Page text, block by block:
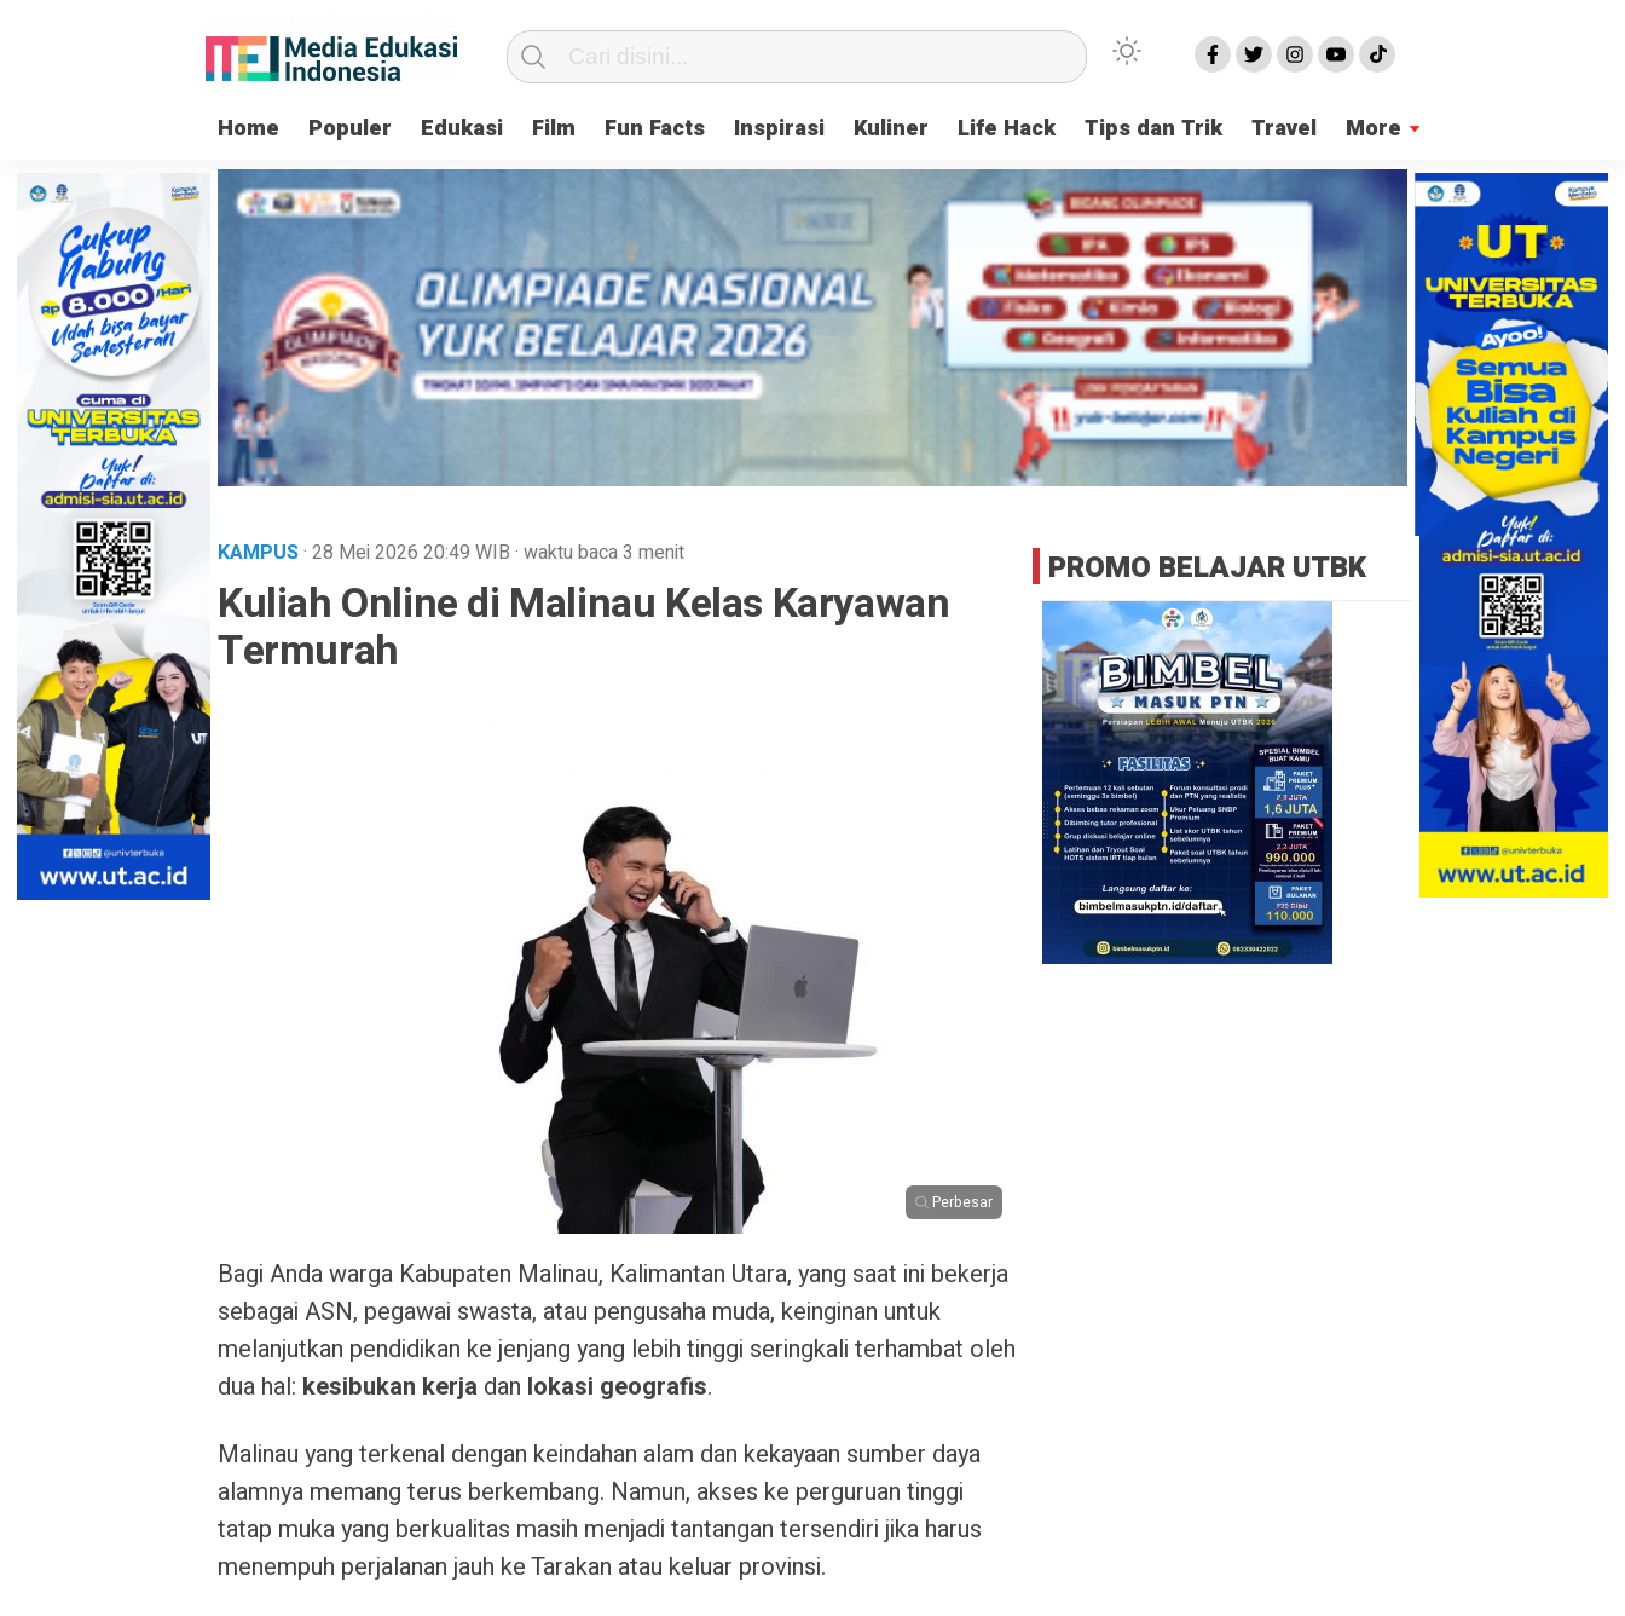
Home Populer Edukasi Film Fun Facts Inspirasi Kuliner Life Hack Tips dan Trik Travel More
KAMPUS· 28 Mei 2026 20:49 WIB · waktu baca 3 menit
Kuliah Online di Malinau Kelas Karyawan
Termurah
Perbesar
Bagi Anda warga Kabupaten Malinau, Kalimantan Utara, yang saat ini bekerja
sebagai ASN, pegawai swasta, atau pengusaha muda, keinginan untuk
melanjutkan pendidikan ke jenjang yang lebih tinggi seringkali terhambat oleh
dua hal: kesibukan kerja dan lokasi geografis.
Malinau yang terkenal dengan keindahan alam dan kekayaan sumber daya
alamnya memang terus berkembang. Namun, akses ke perguruan tinggi
tatap muka yang berkualitas masih menjadi tantangan tersendiri jika harus
menempuh perjalanan jauh ke Tarakan atau keluar provinsi.
PROMO BELAJAR UTBK